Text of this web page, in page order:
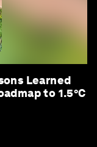
Learned
to 1.5°C